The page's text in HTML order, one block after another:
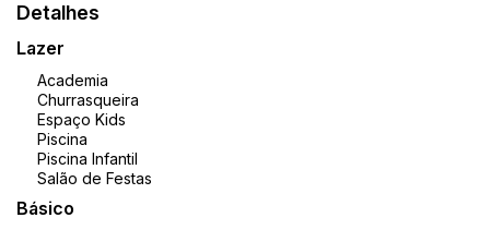
Detalhes
Lazer
Academia
Churrasqueira
Espaço Kids
Piscina
Piscina Infantil
Salão de Festas
Básico